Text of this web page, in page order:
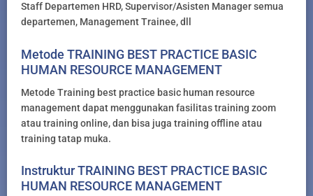
Staff Departemen HRD, Supervisor/Asisten Manager semua
departemen, Management Trainee, dll
Metode TRAINING BEST PRACTICE BASIC
HUMAN RESOURCE MANAGEMENT
Metode Training best practice basic human resource
management dapat menggunakan fasilitas training zoom
atau training online, dan bisa juga training offline atau
training tatap muka.
Instruktur TRAINING BEST PRACTICE BASIC
HUMAN RESOURCE MANAGEMENT